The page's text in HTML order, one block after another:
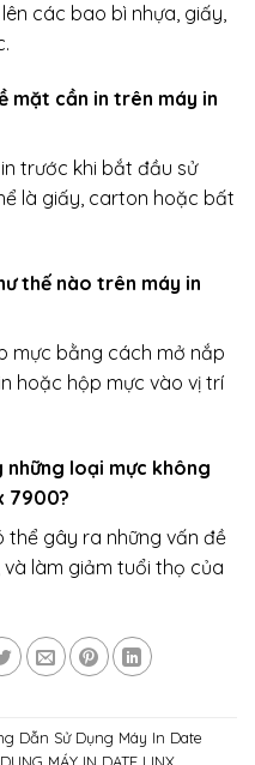
các bao bì nhựa, giấy,
mặt cần in trên máy in
trước khi bắt đầu sử
là giấy, carton hoặc bất
thế nào trên máy in
mực bằng cách mở nắp
hoặc hộp mực vào vị trí
những loại mực không
7900?
thể gây ra những vấn đề
làm giảm tuổi thọ của
Dẫn Sử Dụng Máy In Date